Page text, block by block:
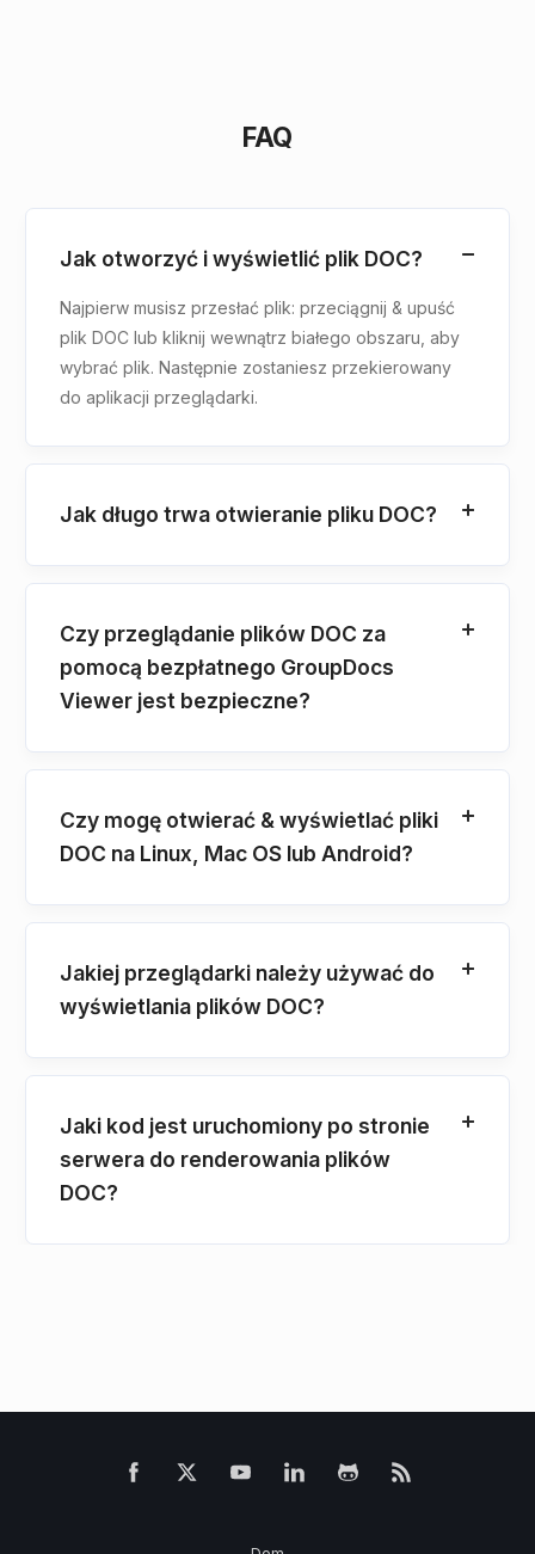
FAQ
Jak otworzyć i wyświetlić plik DOC?
Najpierw musisz przesłać plik: przeciągnij & upuść
plik DOC lub kliknij wewnątrz białego obszaru, aby
wybrać plik. Następnie zostaniesz przekierowany
do aplikacji przeglądarki.
Jak długo trwa otwieranie pliku DOC?
Czy przeglądanie plików DOC za
pomocą bezpłatnego GroupDocs
Viewer jest bezpieczne?
Czy mogę otwierać & wyświetlać pliki
DOC na Linux, Mac OS lub Android?
Jakiej przeglądarki należy używać do
wyświetlania plików DOC?
Jaki kod jest uruchomiony po stronie
serwera do renderowania plików
DOC?